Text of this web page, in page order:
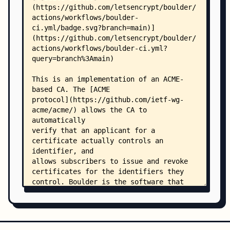
    │   ├── problem_test.go
    │   ├── servers.go
    │   └── servers_test.go
    ├── bs3/
    │   ├── bs3.go
    │   └── bs3test/
    ├── ca/
    │   ├── ca.go
    │   ├── ca_test.go
    │   ├── crl.go
    │   ├── crl_test.go
    │   ├── proto/
    │   │   ├── ca.pb.go
    │   │   ├── ca.proto
    │   │   └── ca_grpc.pb.go
    │   └── testdata/
    │       ├── bad_algorithm.der.csr
    │       ├── cn_and_san.der.csr
    │       ├── ct_poison_extension.der.csr
    │       ├── ecdsa.der.csr